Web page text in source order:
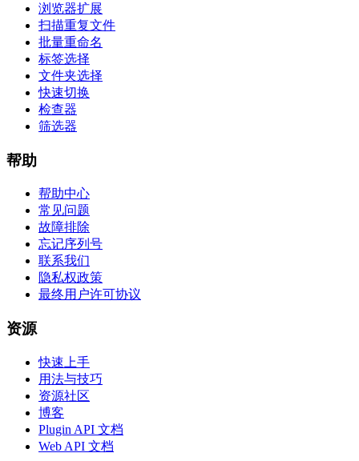
浏览器扩展
扫描重复文件
批量重命名
标签选择
文件夹选择
快速切换
检查器
筛选器
帮助
帮助中心
常见问题
故障排除
忘记序列号
联系我们
隐私权政策
最终用户许可协议
资源
快速上手
用法与技巧
资源社区
博客
Plugin API 文档
Web API 文档